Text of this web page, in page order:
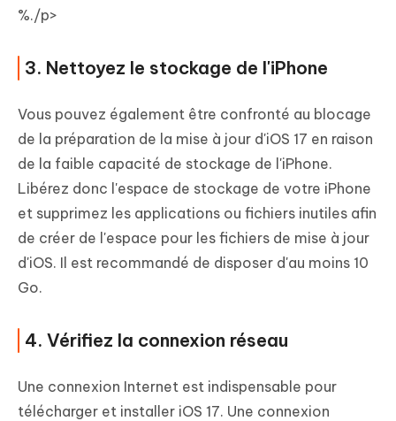
%./p>
3. Nettoyez le stockage de l'iPhone
Vous pouvez également être confronté au blocage
de la préparation de la mise à jour d'iOS 17 en raison
de la faible capacité de stockage de l'iPhone.
Libérez donc l'espace de stockage de votre iPhone
et supprimez les applications ou fichiers inutiles afin
de créer de l'espace pour les fichiers de mise à jour
d'iOS. Il est recommandé de disposer d'au moins 10
Go.
4. Vérifiez la connexion réseau
Une connexion Internet est indispensable pour
télécharger et installer iOS 17. Une connexion